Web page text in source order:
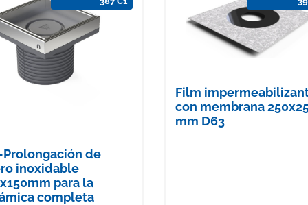
Prolongación de
inoxidable
para la
completa
Film
con membrana
mm D63